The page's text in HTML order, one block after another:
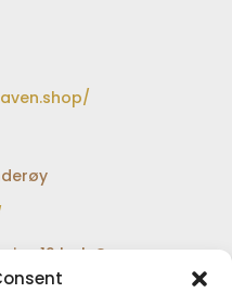
12 bak Coop